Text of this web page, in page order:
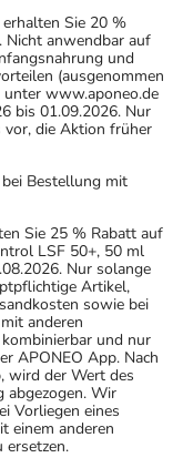
Sie 20 %
Nicht anwendbar auf
und
(ausgenommen
www.aponeo.de
bis 01.09.2026. Nur
die Aktion früher
Bestellung mit
Sie 25 % Rabatt auf
LSF 50+, 50 ml
Nur solange
Artikel,
sowie bei
anderen
und nur
APONEO App. Nach
wird der Wert des
abgezogen. Wir
Vorliegen eines
einem anderen
ersetzen.